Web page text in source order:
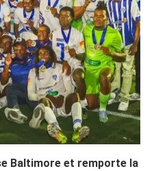
Baltimore et remporte la